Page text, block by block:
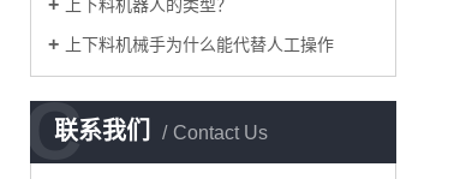
上下料机器人的类型？
上下料机械手为什么能代替人工操作
联系我们 Contact Us
C